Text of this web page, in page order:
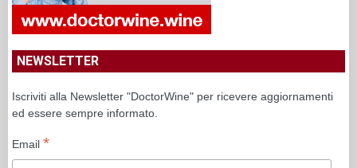
NEWSLETTER
Iscriviti alla Newsletter "DoctorWine" per ricevere aggiornamenti
ed essere sempre informato.
Email *